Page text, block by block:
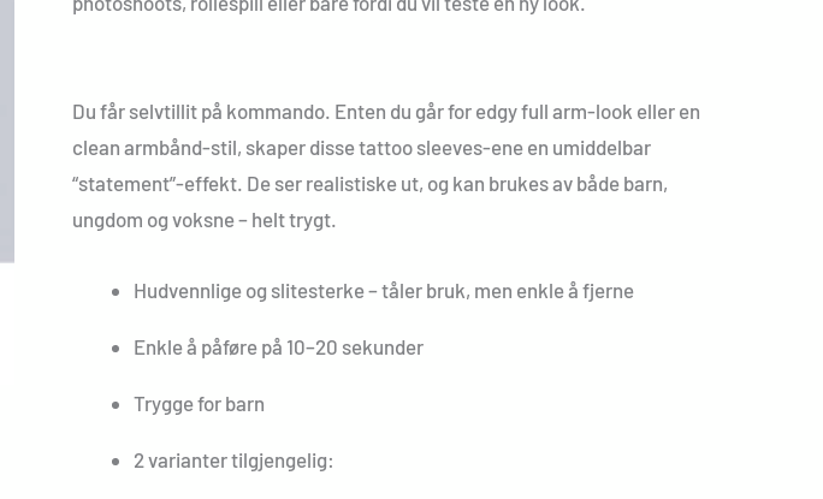
Du får selvtillit på kommando. Enten du går for edgy full arm-look eller en
clean armbånd-stil, skaper disse tattoo sleeves-ene en umiddelbar
“statement”-effekt. De ser realistiske ut, og kan brukes av både barn,
ungdom og voksne – helt trygt.
Hudvennlige og slitesterke – tåler bruk, men enkle å fjerne
Enkle å påføre på 10–20 sekunder
Trygge for barn
2 varianter tilgjengelig: